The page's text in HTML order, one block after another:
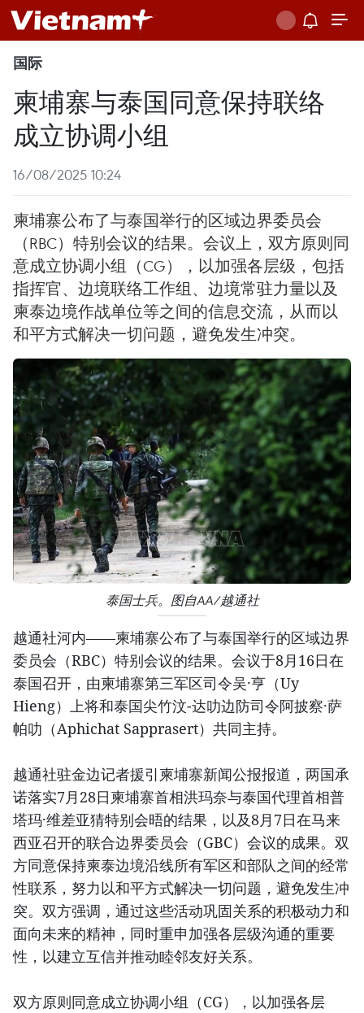
国际
柬埔寨与泰国同意保持联络
成立协调小组
16/08/2025 10:24
柬埔寨公布了与泰国举行的区域边界委员会
（RBC）特别会议的结果。会议上，双方原则同
意成立协调小组（CG），以加强各层级，包括
指挥官、边境联络工作组、边境常驻力量以及
柬泰边境作战单位等之间的信息交流，从而以
和平方式解决一切问题，避免发生冲突。
泰国士兵。图自AA/越通社
越通社河内——柬埔寨公布了与泰国举行的区域边界
委员会（RBC）特别会议的结果。会议于8月16日在
泰国召开，由柬埔寨第三军区司令吴·亨（Uy
Hieng）上将和泰国尖竹汶-达叻边防司令阿披察·萨
帕叻（Aphichat Sapprasert）共同主持。
越通社驻金边记者援引柬埔寨新闻公报报道，两国承
诺落实7月28日柬埔寨首相洪玛奈与泰国代理首相普
塔玛·维差亚猜特别会晤的结果，以及8月7日在马来
西亚召开的联合边界委员会（GBC）会议的成果。双
方同意保持柬泰边境沿线所有军区和部队之间的经常
性联系，努力以和平方式解决一切问题，避免发生冲
突。双方强调，通过这些活动巩固关系的积极动力和
面向未来的精神，同时重申加强各层级沟通的重要
性，以建立互信并推动睦邻友好关系。
双方原则同意成立协调小组（CG），以加强各层